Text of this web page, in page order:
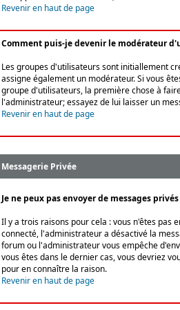
Revenir en haut de page
Comment puis-je devenir le modérateur
Les groupes d'utilisateurs sont initiallement
assigne également un modérateur. Si vous
groupe d'utilisateurs, la première chose à
l'administrateur; essayez de lui laisser un
Revenir en haut de page
Messagerie Privée
Je ne peux pas envoyer de messages privés
Il y a trois raisons pour cela : vous n'êtes pas
connecté, l'administrateur a désactivé la
forum ou l'administrateur vous empêche
vous êtes dans le dernier cas, vous devriez
pour en connaître la raison.
Revenir en haut de page